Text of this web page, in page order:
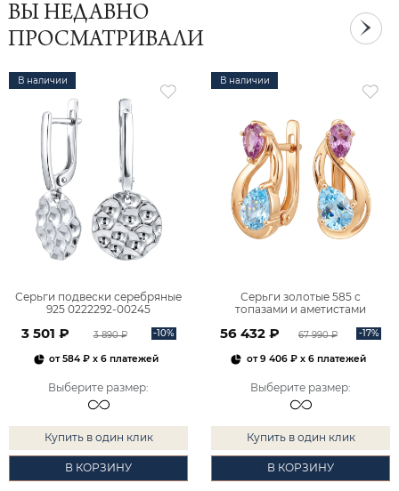
ВЫ НЕДАВНО
ПРОСМАТРИВАЛИ
В наличии
Серьги подвески серебряные
925 0222292-00245
3 501 ₽ 3 890 ₽ -10%
от584 ₽ x 6 платежей
Выберите размер:
Купить в один клик
В КОРЗИНУ
В наличии
Серьги золотые 585 с
топазами и аметистами
56 432 ₽ 67 990 ₽ -17%
от9 406 ₽x 6 платежей
Выберите размер:
Купить в один клик
В КОРЗИНУ